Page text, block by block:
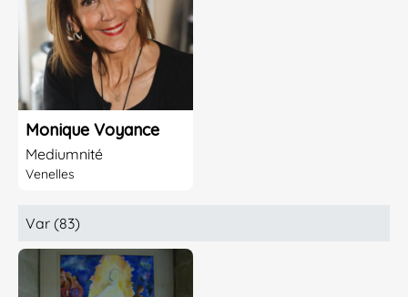
Monique Voyance
Mediumnité
Venelles
Var (83)